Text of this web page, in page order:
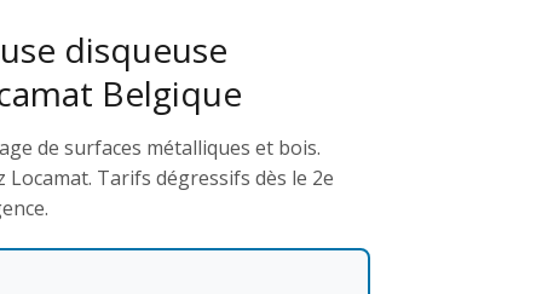
disqueuse
Belgique
de surfaces métalliques et bois.
Tarifs dégressifs dès le 2e